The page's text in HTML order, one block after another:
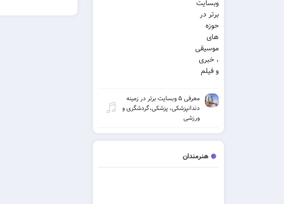
معرفی ۵ وبسایت برتر در زمینه
دندانپزشکی، پزشکی،گردشگری و
ورزشی
هنرمندان